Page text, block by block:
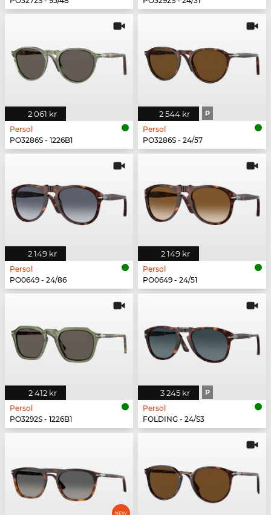
2 061 kr
Persol
PO3286S - 1226B1
2 544 kr P
Persol
PO3286S - 24/57
2 149 kr
Persol
PO0649 - 24/86
2 149 kr
Persol
PO0649 - 24/51
2 412 kr
Persol
PO3292S - 1226B1
3 245 kr P
Persol
FOLDING - 24/S3